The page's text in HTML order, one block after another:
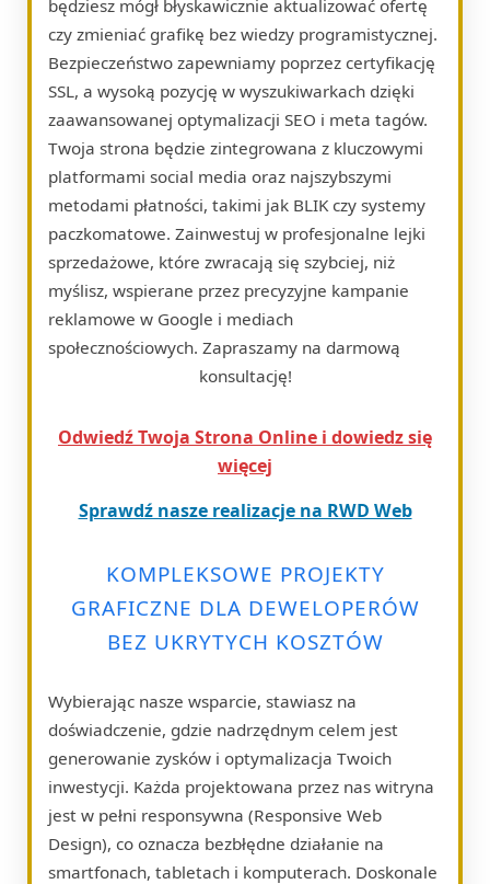
będziesz mógł błyskawicznie aktualizować ofertę
czy zmieniać grafikę bez wiedzy programistycznej.
Bezpieczeństwo zapewniamy poprzez certyfikację
SSL, a wysoką pozycję w wyszukiwarkach dzięki
zaawansowanej optymalizacji SEO i meta tagów.
Twoja strona będzie zintegrowana z kluczowymi
platformami social media oraz najszybszymi
metodami płatności, takimi jak BLIK czy systemy
paczkomatowe. Zainwestuj w profesjonalne lejki
sprzedażowe, które zwracają się szybciej, niż
myślisz, wspierane przez precyzyjne kampanie
reklamowe w Google i mediach
społecznościowych. Zapraszamy na darmową
konsultację!
Odwiedź Twoja Strona Online i dowiedz się
więcej
Sprawdź nasze realizacje na RWD Web
KOMPLEKSOWE PROJEKTY
GRAFICZNE DLA DEWELOPERÓW
BEZ UKRYTYCH KOSZTÓW
Wybierając nasze wsparcie, stawiasz na
doświadczenie, gdzie nadrzędnym celem jest
generowanie zysków i optymalizacja Twoich
inwestycji. Każda projektowana przez nas witryna
jest w pełni responsywna (Responsive Web
Design), co oznacza bezbłędne działanie na
smartfonach, tabletach i komputerach. Doskonale